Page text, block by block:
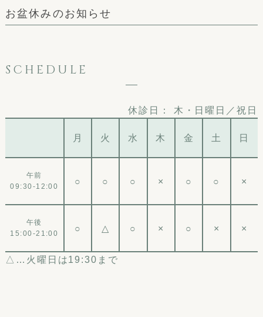
お盆休みのお知らせ
SCHEDULE
休診日： 木・日曜日／祝日
月 火 水 木 金 土 日
午前
09:30-12:00
○ ○ ○ × ○ ○ ×
午後
15:00-21:00
○ △ ○ × ○ × ×
△…火曜日は19:30まで